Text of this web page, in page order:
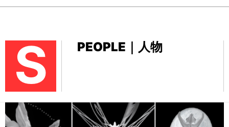
S PEOPLE｜人物